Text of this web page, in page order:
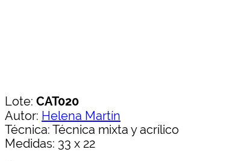
Lote: CAT020
Autor: Helena Martín
Técnica: Técnica mixta y acrílico
Medidas: 33 x 22